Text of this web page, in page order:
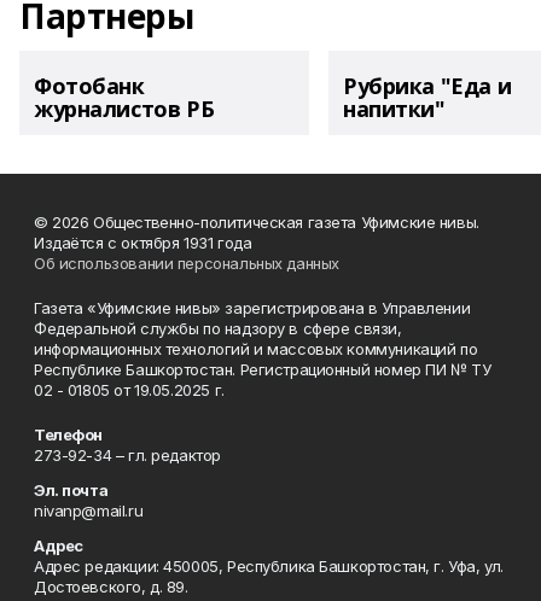
Партнеры
Фотобанк
журналистов РБ
Рубрика "Еда и
напитки"
© 2026 Общественно-политическая газета Уфимские нивы.
Издаётся с октября 1931 года
Об использовании персональных данных
Газета «Уфимские нивы» зарегистрирована в Управлении
Федеральной службы по надзору в сфере связи,
информационных технологий и массовых коммуникаций по
Республике Башкортостан. Регистрационный номер ПИ № ТУ
02 - 01805 от 19.05.2025 г.
Телефон
273-92-34 – гл. редактор
Эл. почта
nivanp@mail.ru
Адрес
Адрес редакции: 450005, Республика Башкортостан, г. Уфа, ул.
Достоевского, д. 89.